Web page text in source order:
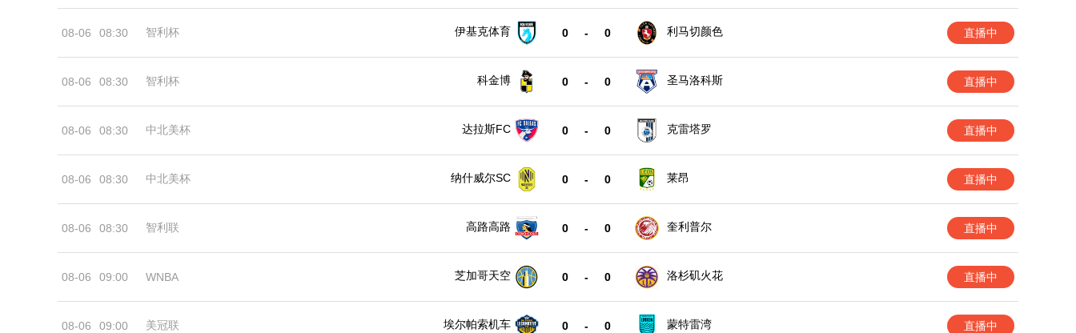
08-06 08:30 智利杯 伊基克体育 0 - 0 利马切颜色 直播中
08-06 08:30 智利杯 科金博 0 - 0 圣马洛科斯 直播中
08-06 08:30 中北美杯 达拉斯FC 0 - 0 克雷塔罗 直播中
08-06 08:30 中北美杯 纳什威尔SC 0 - 0 莱昂 直播中
08-06 08:30 智利联 高路高路 0 - 0 奎利普尔 直播中
08-06 09:00 WNBA 芝加哥天空 0 - 0 洛杉矶火花 直播中
08-06 09:00 美冠联 埃尔帕索机车 0 - 0 蒙特雷湾 直播中